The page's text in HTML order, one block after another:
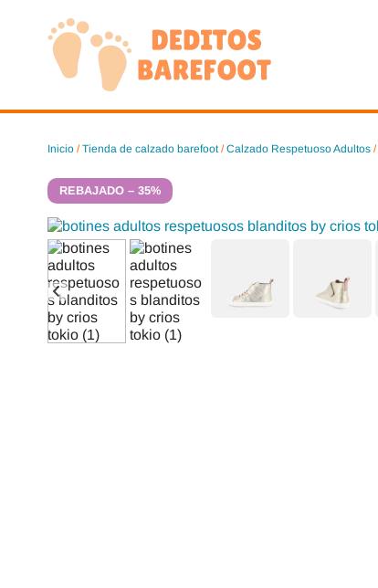
contenido
Inicio /Tienda de calzado barefoot/Calzado Respetuoso Adultos /
REBAJADO – 35%